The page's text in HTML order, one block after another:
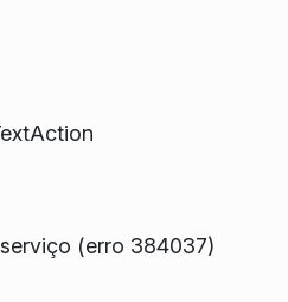
(erro 384037)